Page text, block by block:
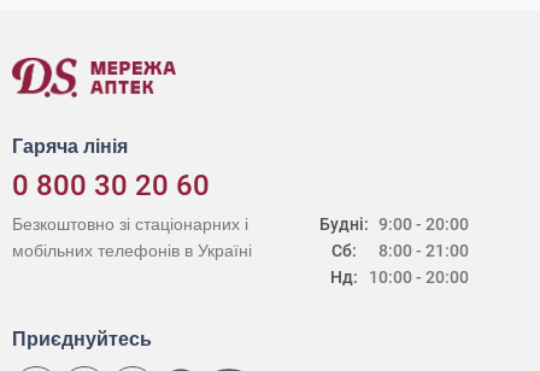
Гаряча лінія
0 800 30 20 60
Будні:
Сб:
Нд:
9:00 - 20:00
8:00 - 21:00
10:00 - 20:00
Безкоштовно зі стаціонарних і
мобільних телефонів в Україні
Приєднуйтесь